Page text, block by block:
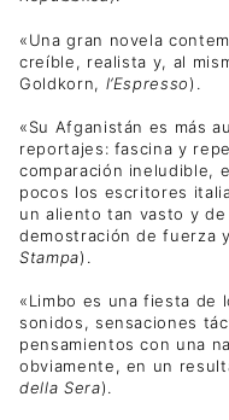
«Una gran novela
creíble, realista y, al
Goldkorn, l’Espresso).
«Su Afganistán es más
reportajes: fascina y
comparación ineludible,
pocos los escritores
un aliento tan vasto y
demostración de fuerza
Stampa).
«Limbo es una fiesta de
sonidos, sensaciones
pensamientos con una
obviamente, en un
della Sera).